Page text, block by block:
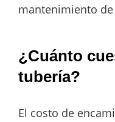
mantenimiento
¿Cuánto
tubería?
El costo de